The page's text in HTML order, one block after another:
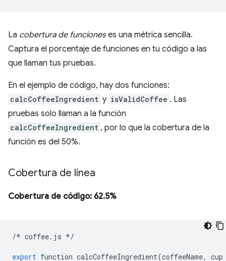
La cobertura de funcioneses una métrica sencilla.
Captura el porcentaje de funciones en tu código a las
que llaman tus pruebas.
En el ejemplo de código, hay dos funciones:
calcCoffeeIngredient y isValidCoffee . Las
pruebas solo llaman a la función
calcCoffeeIngredient , por lo que la cobertura de la
función es del 50%.
Cobertura de línea
Cobertura de código: 62.5%
/* coffee. js */
export function calcCoffeeIngredient(coffeeName,
cup